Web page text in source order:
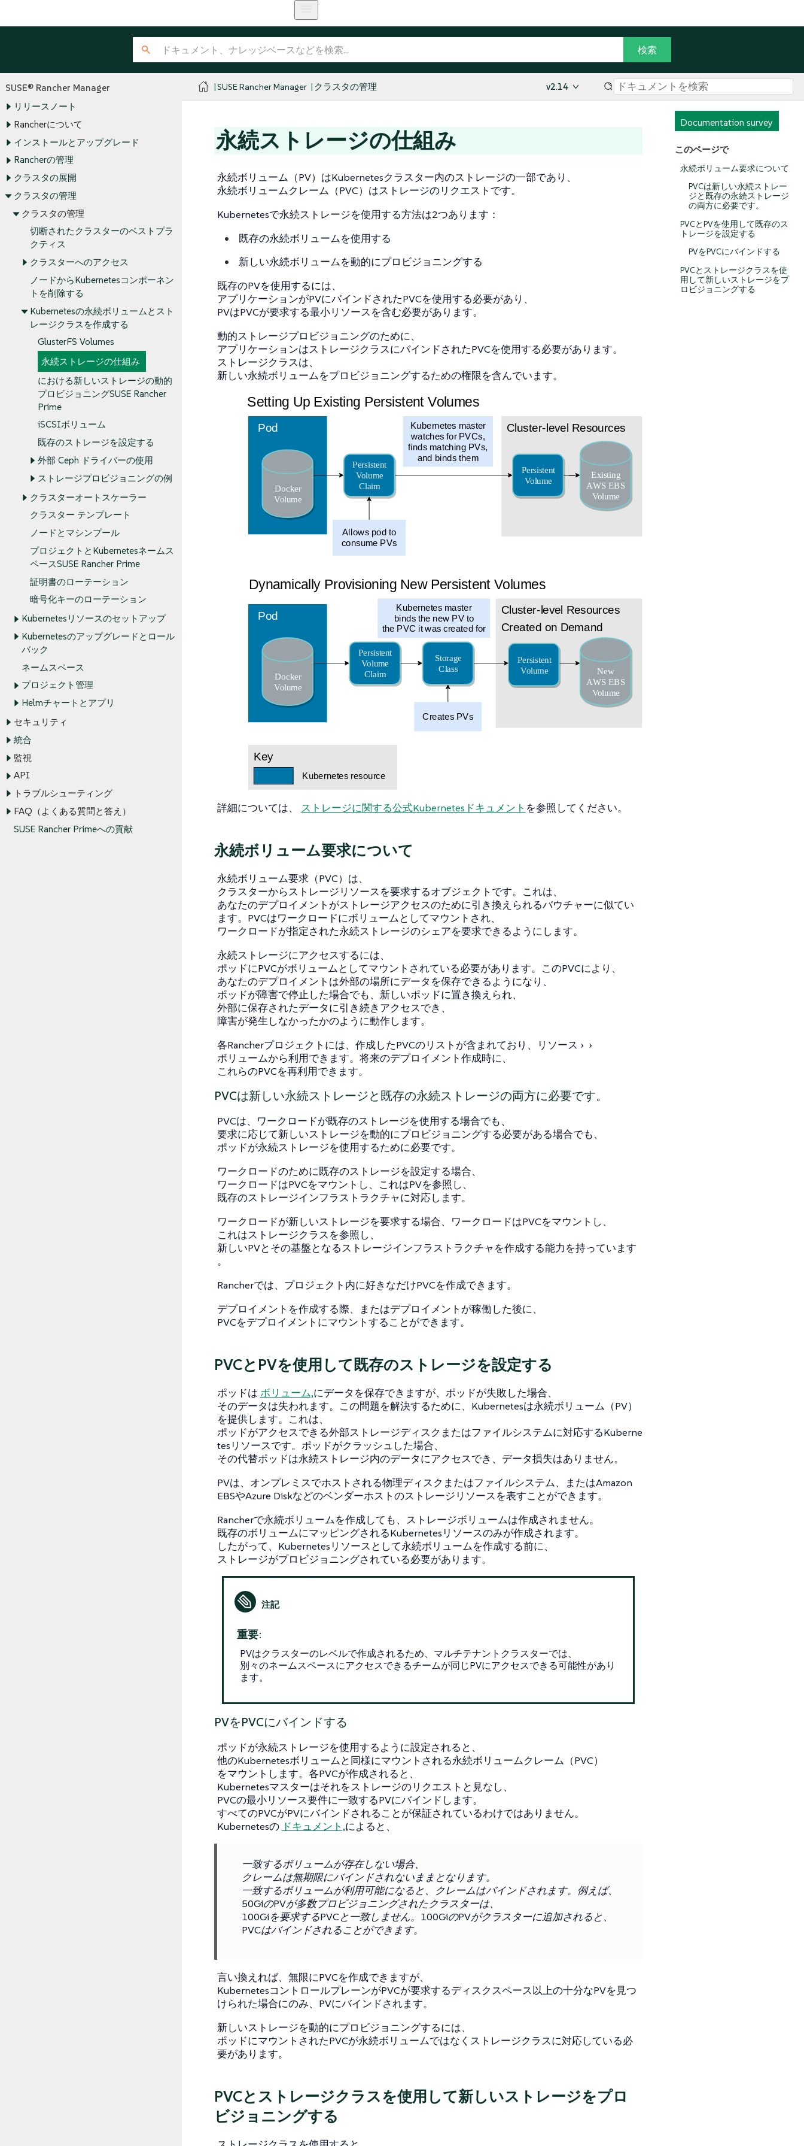
SUSE® Rancher Manager
リリースノート
Rancherについて
インストールとアップグレード
Rancherの管理
クラスタの展開
クラスタの管理
クラスタの管理
切断されたクラスターのベストプラ
クティス
クラスターへのアクセス
ノードからKubernetesコンポーネン
トを削除する
Kubernetesの永続ボリュームとスト
レージクラスを作成する
GlusterFS Volumes
永続ストレージの仕組み
における新しいストレージの動的
プロビジョニングSUSE Rancher
Prime
iSCSIボリューム
既存のストレージを設定する
外部 Ceph ドライバーの使用
ストレージプロビジョニングの例
クラスターオートスケーラー
クラスター テンプレート
ノードとマシンプール
プロジェクトとKubernetesネームス
ペースSUSE Rancher Prime
証明書のローテーション
暗号化キーのローテーション
Kubernetesリソースのセットアップ
Kubernetesのアップグレードとロール
バック
ネームスペース
プロジェクト管理
Helmチャートとアプリ
セキュリティ
統合
監視
API
トラブルシューティング
FAQ（よくある質問と答え）
SUSE Rancher Primeへの貢献
SUSE Rancher Manager クラスタの管理 v2.14
Documentation survey
このページで
永続ボリューム要求について
PVCは新しい永続ストレー
ジと既存の永続ストレージ
の両方に必要です。
PVCとPVを使用して既存のス
トレージを設定する
PVをPVCにバインドする
PVCとストレージクラスを使
用して新しいストレージをプ
ロビジョニングする
永続ストレージの仕組み
永続ボリューム（PV）はKubernetesクラスター内のストレージの一部であり、
永続ボリュームクレーム（PVC）はストレージのリクエストです。
Kubernetesで永続ストレージを使用する方法は2つあります：
既存の永続ボリュームを使用する
新しい永続ボリュームを動的にプロビジョニングする
既存のPVを使用するには、
アプリケーションがPVにバインドされたPVCを使用する必要があり、
PVはPVCが要求する最小リソースを含む必要があります。
動的ストレージプロビジョニングのために、
アプリケーションはストレージクラスにバインドされたPVCを使用する必要があります。
ストレージクラスは、
新しい永続ボリュームをプロビジョニングするための権限を含んでいます。
詳細については、 ストレージに関する公式Kubernetesドキュメント を参照してください。
永続ボリューム要求について
永続ボリューム要求（PVC）は、
クラスターからストレージリソースを要求するオブジェクトです。これは、
あなたのデプロイメントがストレージアクセスのために引き換えられるバウチャーに似てい
ます。PVCはワークロードにボリュームとしてマウントされ、
ワークロードが指定された永続ストレージのシェアを要求できるようにします。
永続ストレージにアクセスするには、
ポッドにPVCがボリュームとしてマウントされている必要があります。このPVCにより、
あなたのデプロイメントは外部の場所にデータを保存できるようになり、
ポッドが障害で停止した場合でも、新しいポッドに置き換えられ、
外部に保存されたデータに引き続きアクセスでき、
障害が発生しなかったかのように動作します。
各Rancherプロジェクトには、作成したPVCのリストが含まれており、
リソース
ボリュームから利用できます。将来のデプロイメント作成時に、
これらのPVCを再利用できます。
PVCは新しい永続ストレージと既存の永続ストレージの両方に必要です。
PVCは、ワークロードが既存のストレージを使用する場合でも、
要求に応じて新しいストレージを動的にプロビジョニングする必要がある場合でも、
ポッドが永続ストレージを使用するために必要です。
ワークロードのために既存のストレージを設定する場合、
ワークロードはPVCをマウントし、これはPVを参照し、
既存のストレージインフラストラクチャに対応します。
ワークロードが新しいストレージを要求する場合、ワークロードはPVCをマウントし、
これはストレージクラスを参照し、
新しいPVとその基盤となるストレージインフラストラクチャを作成する能力を持っています
。
Rancherでは、プロジェクト内に好きなだけPVCを作成できます。
デプロイメントを作成する際、またはデプロイメントが稼働した後に、
PVCをデプロイメントにマウントすることができます。
PVCとPVを使用して既存のストレージを設定する
ポッドは ボリューム,にデータを保存できますが、ポッドが失敗した場合、
そのデータは失われます。この問題を解決するために、Kubernetesは永続ボリューム（PV）
を提供します。これは、
ポッドがアクセスできる外部ストレージディスクまたはファイルシステムに対応するKuberne
tesリソースです。ポッドがクラッシュした場合、
その代替ポッドは永続ストレージ内のデータにアクセスでき、データ損失はありません。
PVは、オンプレミスでホストされる物理ディスクまたはファイルシステム、またはAmazon
EBSやAzure Diskなどのベンダーホストのストレージリソースを表すことができます。
Rancherで永続ボリュームを作成しても、ストレージボリュームは作成されません。
既存のボリュームにマッピングされるKubernetesリソースのみが作成されます。
したがって、Kubernetesリソースとして永続ボリュームを作成する前に、
ストレージがプロビジョニングされている必要があります。
重要:
PVはクラスターのレベルで作成されるため、マルチテナントクラスターでは、
別々のネームスペースにアクセスできるチームが同じPVにアクセスできる可能性があり
ます。
PVをPVCにバインドする
ポッドが永続ストレージを使用するように設定されると、
他のKubernetesボリュームと同様にマウントされる永続ボリュームクレーム（PVC）
をマウントします。各PVCが作成されると、
Kubernetesマスターはそれをストレージのリクエストと見なし、
PVCの最小リソース要件に一致するPVにバインドします。
すべてのPVCがPVにバインドされることが保証されているわけではありません。
Kubernetesの ドキュメント,によると、
一致するボリュームが存在しない場合、
クレームは無期限にバインドされないままとなります。
一致するボリュームが利用可能になると、クレームはバインドされます。例えば、
50GiのPVが多数プロビジョニングされたクラスターは、
100Giを要求するPVCと一致しません。100GiのPVがクラスターに追加されると、
PVCはバインドされることができます。
言い換えれば、無限にPVCを作成できますが、
KubernetesコントロールプレーンがPVCが要求するディスクスペース以上の十分なPVを見つ
けられた場合にのみ、PVにバインドされます。
新しいストレージを動的にプロビジョニングするには、
ポッドにマウントされたPVCが永続ボリュームではなくストレージクラスに対応している必
要があります。
PVCとストレージクラスを使用して新しいストレージをプロ
ビジョニングする